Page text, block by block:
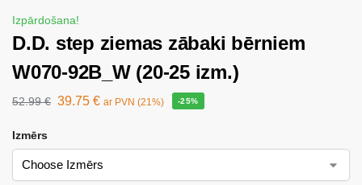
Izpārdošana!
D.D. step ziemas zābaki bērniem
W070-92B_W (20-25 izm.)
52.99€ 39.75 € ar PVN (21%) -25%
Izmērs